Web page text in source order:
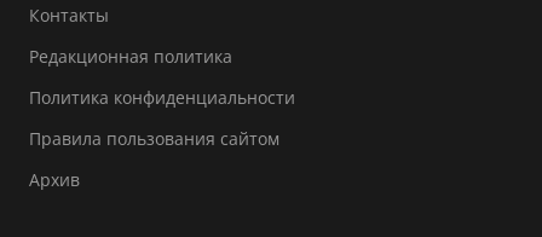
Контакты
Редакционная политика
Политика конфиденциальности
Правила пользования сайтом
Архив